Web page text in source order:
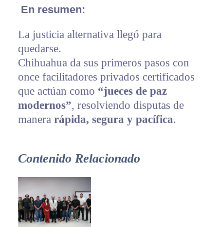
En resumen:
La justicia alternativa llegó para
quedarse.
Chihuahua da sus primeros pasos con
once facilitadores privados certificados
que actúan como “jueces de paz
modernos”, resolviendo disputas de
manera rápida, segura y pacífica.
Contenido Relacionado